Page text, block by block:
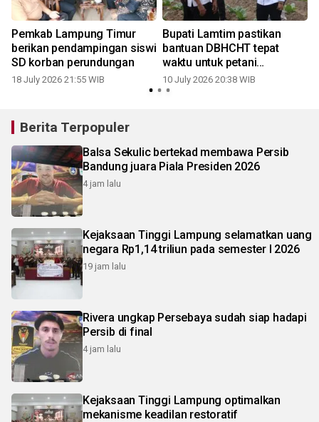
Pemkab Lampung Timur
berikan pendampingan siswi
SD korban perundungan
18 July 2026 21:55 WIB
Bupati Lamtim pastikan
bantuan DBHCHT tepat
waktu untuk petani
tembakau
10 July 2026 20:38 WIB
Berita Terpopuler
Balsa Sekulic bertekad membawa Persib
Bandung juara Piala Presiden 2026
4 jam lalu
Kejaksaan Tinggi Lampung selamatkan uang
negara Rp1,14 triliun pada semester I 2026
19 jam lalu
Rivera ungkap Persebaya sudah siap hadapi
Persib di final
4 jam lalu
Kejaksaan Tinggi Lampung optimalkan
mekanisme keadilan restoratif